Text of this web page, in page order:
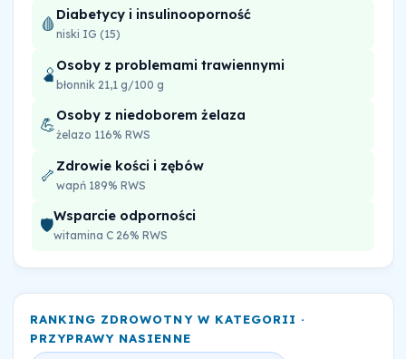
🩸 Diabetycy i insulinooporność
niski IG (15)
🫄Osoby z problemami trawiennymi
błonnik 21,1 g/100 g
💪Osoby z niedoborem żelaza
żelazo 116% RWS
🦴 Zdrowie kości i zębów
wapń 189% RWS
🛡️Wsparcie odporności
witamina C 26% RWS
RANKING ZDROWOTNY W KATEGORII ·
PRZYPRAWY NASIENNE